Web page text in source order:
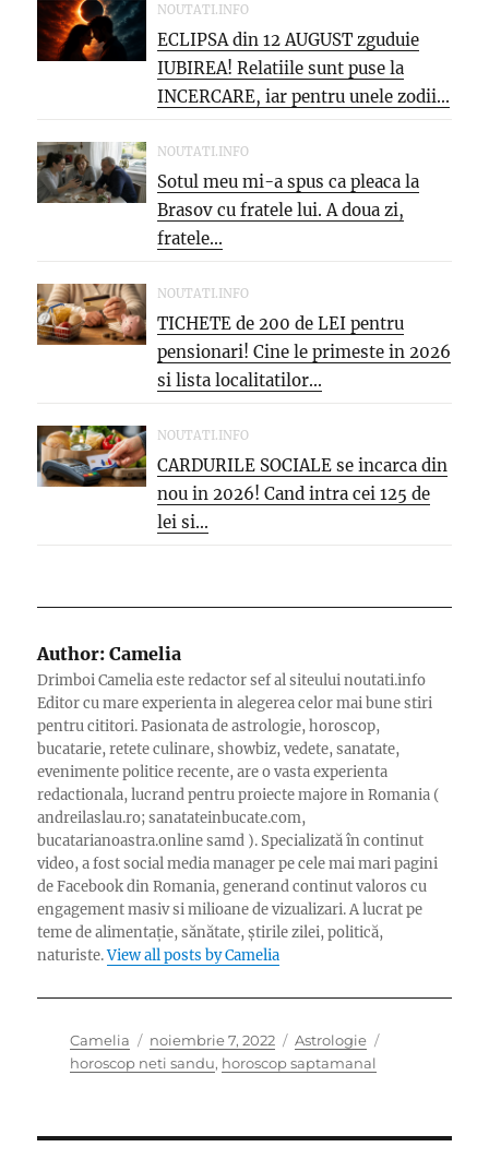
NOUTATI.INFO
ECLIPSA din 12 AUGUST zguduie
IUBIREA! Relatiile sunt puse la
INCERCARE, iar pentru unele zodii...
NOUTATI.INFO
Sotul meu mi-a spus ca pleaca la
Brasov cu fratele lui. A doua zi,
fratele...
NOUTATI.INFO
TICHETE de 200 de LEI pentru
pensionari! Cine le primeste in 2026
si lista localitatilor...
NOUTATI.INFO
CARDURILE SOCIALE se incarca din
nou in 2026! Cand intra cei 125 de
lei si...
Author: Camelia
Drimboi Camelia este redactor sef al siteului noutati.info
Editor cu mare experienta in alegerea celor mai bune stiri
pentru cititori. Pasionata de astrologie, horoscop,
bucatarie, retete culinare, showbiz, vedete, sanatate,
evenimente politice recente, are o vasta experienta
redactionala, lucrand pentru proiecte majore in Romania (
andreilaslau.ro; sanatateinbucate.com,
bucatarianoastra.online samd ). Specializată în continut
video, a fost social media manager pe cele mai mari pagini
de Facebook din Romania, generand continut valoros cu
engagement masiv si milioane de vizualizari. A lucrat pe
teme de alimentație, sănătate, știrile zilei, politică,
naturiste.View all posts by Camelia
Author
Camelia
Posted
on
noiembrie 7, 2022 Categories
Astrologie
horoscop neti sandu, horoscop saptamanal